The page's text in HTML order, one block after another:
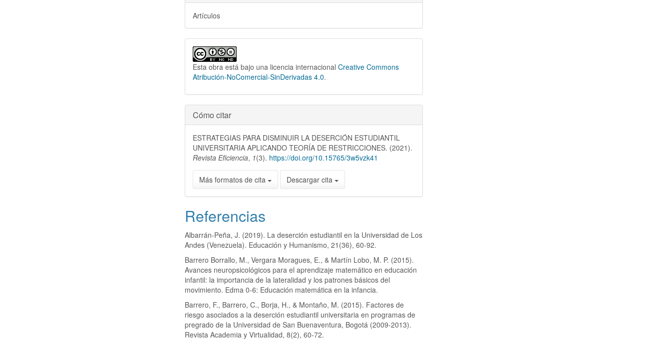
Artículos
Esta obra está bajo una licencia internacionalCreative Commons
Atribución-NoComercial-SinDerivadas 4.0.
Cómo citar
ESTRATEGIAS PARA DISMINUIR LA DESERCIÓN ESTUDIANTIL
UNIVERSITARIA APLICANDO TEORÍA DE RESTRICCIONES. (2021).
Revista Eficiencia, 1(3). https://doi.org/10.15765/3w5vzk41
Más formatos de cita Descargar cita
Referencias
Albarrán-Peña, J. (2019). La deserción estudiantil en la Universidad de Los
Andes (Venezuela). Educación y Humanismo, 21(36), 60-92.
Barrero Borrallo, M., Vergara Moragues, E., & Martín Lobo, M. P. (2015).
Avances neuropsicológicos para el aprendizaje matemático en educación
infantil: la importancia de la lateralidad y los patrones básicos del
movimiento. Edma 0-6: Educación matemática en la infancia.
Barrero, F., Barrero, C., Borja, H., & Montaño, M. (2015). Factores de
riesgo asociados a la deserción estudiantil universitaria en programas de
pregrado de la Universidad de San Buenaventura, Bogotá (2009-2013).
Revista Academia y Virtualidad, 8(2), 60-72.